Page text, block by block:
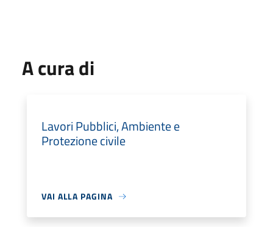
A cura di
Lavori Pubblici, Ambiente e
Protezione civile
VAI ALLA PAGINA